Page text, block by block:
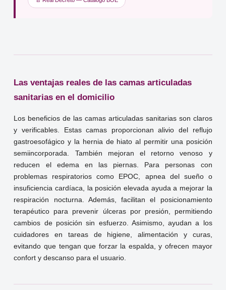
Las ventajas reales de las camas articuladas
sanitarias en el domicilio
Los beneficios de las camas articuladas sanitarias son claros
y verificables. Estas camas proporcionan alivio del reflujo
gastroesofágico y la hernia de hiato al permitir una posición
semiincorporada. También mejoran el retorno venoso y
reducen el edema en las piernas. Para personas con
problemas respiratorios como EPOC, apnea del sueño o
insuficiencia cardíaca, la posición elevada ayuda a mejorar la
respiración nocturna. Además, facilitan el posicionamiento
terapéutico para prevenir úlceras por presión, permitiendo
cambios de posición sin esfuerzo. Asimismo, ayudan a los
cuidadores en tareas de higiene, alimentación y curas,
evitando que tengan que forzar la espalda, y ofrecen mayor
confort y descanso para el usuario.